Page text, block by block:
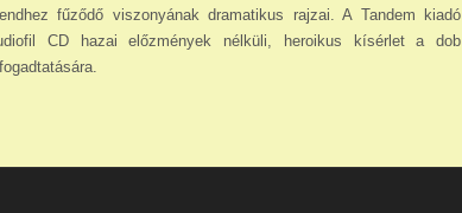
fűződő viszonyának dramatikus rajzai. A Tandem kiadó
CD hazai előzmények nélküli, heroikus kísérlet a dob